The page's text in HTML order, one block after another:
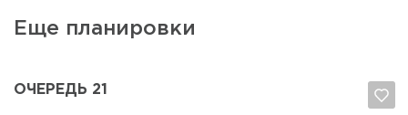
Еще планировки
ОЧЕРЕДЬ 21